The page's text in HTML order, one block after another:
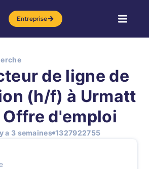
Entreprise
de ligne de
(h/f) à Urmatt
d'emploi
a 3 semaines 1327922755